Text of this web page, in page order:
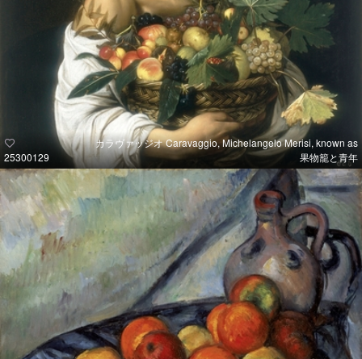
25300129
カラヴァッジオ Caravaggio, Michelangelo Merisi, known as
果物籠と青年